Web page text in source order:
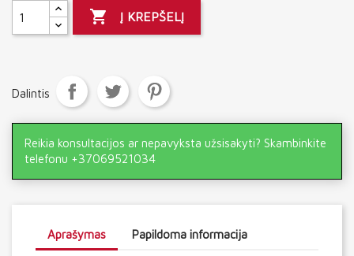
 Į KREPŠELĮ
Dalintis
Reikia konsultacijos ar nepavyksta užsisakyti? Skambinkite
telefonu +37069521034
Aprašymas Papildoma informacija